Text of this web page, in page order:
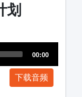
划
00:00
下载音频